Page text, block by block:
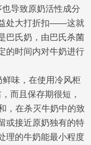
导致原奶活性成分
处大打折扣——这就
巴氏奶，由巴氏杀菌
的时间内对牛奶进行
味，在使用冷风柜
而且保存期很短，
，在杀灭牛奶中的致
或接近原奶独有的特
理的牛奶能最小程度